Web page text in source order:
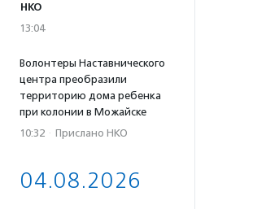
НКО
13:04
Волонтеры Наставнического
центра преобразили
территорию дома ребенка
при колонии в Можайске
10:32 · Прислано НКО
04.08.2026